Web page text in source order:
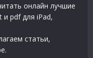
онлайн лучшие
и pdf для iPad,
статьи,